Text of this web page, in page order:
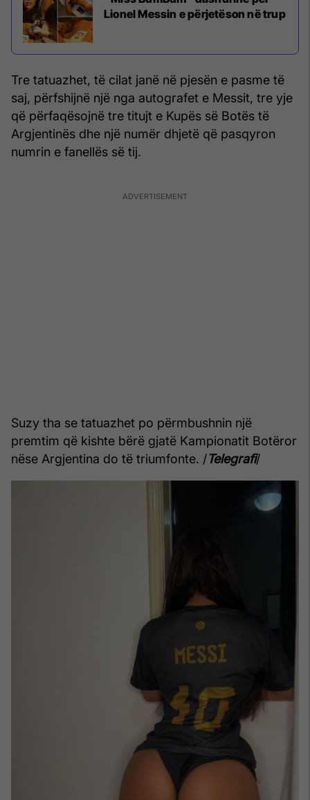
Lionel Messin e përjetëson në trup
Tre tatuazhet, të cilat janë në pjesën e pasme të
saj, përfshijnë një nga autografet e Messit, tre yje
që përfaqësojnë tre titujt e Kupës së Botës të
Argjentinës dhe një numër dhjetë që pasqyron
numrin e fanellës së tij.
Suzy tha se tatuazhet po përmbushnin një
premtim që kishte bërë gjatë Kampionatit Botëror
nëse Argjentina do të triumfonte. /Telegrafi/